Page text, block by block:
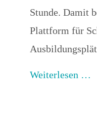
Stunde. Damit
Plattform für
Weiterlesen …